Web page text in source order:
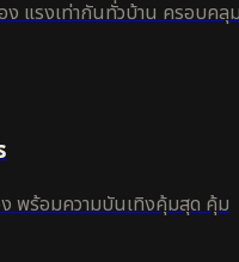
ง แรงเท่ากันทั่วบ้าน ครอบคลุ
พร้อมความบันเทิงคุ้มสุด คุ้ม